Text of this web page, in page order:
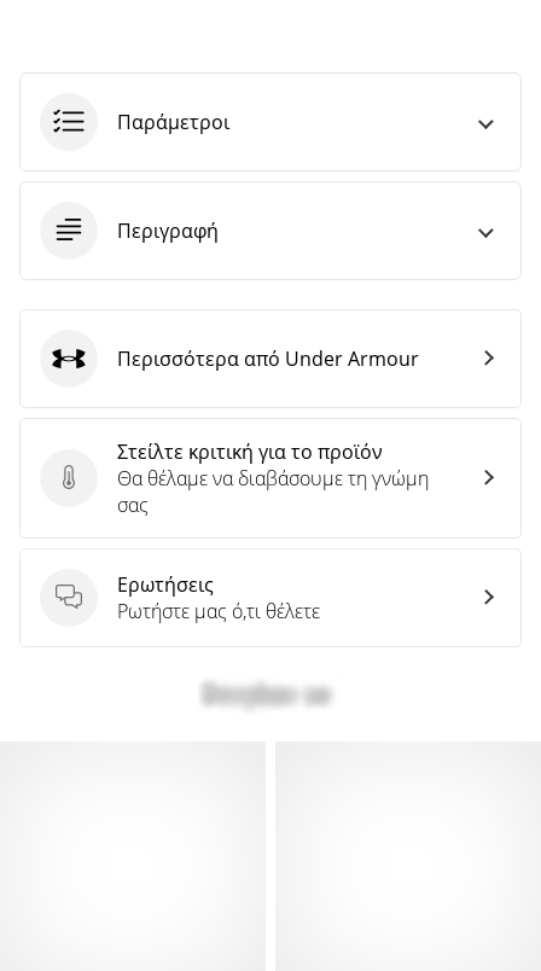
Παράμετροι
Περιγραφή
Στείλτε κριτική για το προϊόν
Στείλτε κριτική για το προϊόν
Θα θέλαμε να διαβάσουμε τη γνώμη
σας
Ερωτήσεις
Ερωτήσεις
Ρωτήστε μας ό,τι θέλετε
Under Armour
Περισσότερα από Under Armour